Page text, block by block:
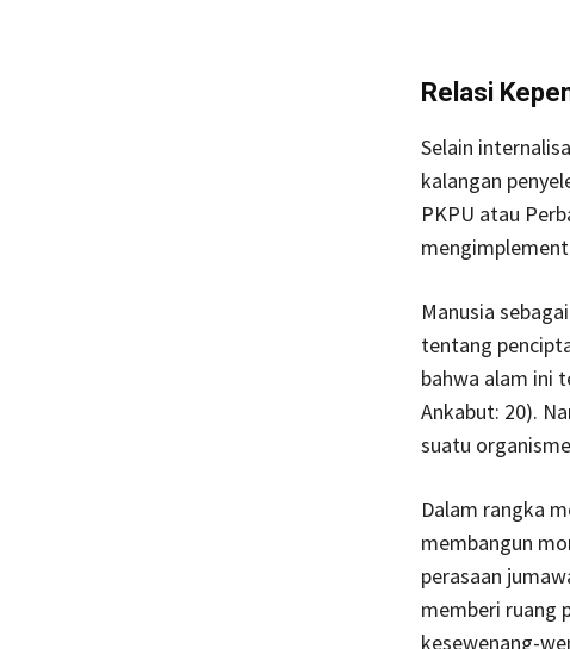
Relasi
Selain
kalangan
PKPU atau
Manusia
tentang
bahwa alam ini
Ankabut: 20).
suatu
Dalam rangka
membangun
perasaan
memberi ruang
kesewenang-